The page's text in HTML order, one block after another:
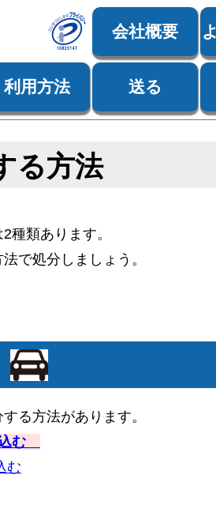
会社概要
利用方法 送る
る方法
種類あります。
で処分しましょう。
る方法があります。
込む
む